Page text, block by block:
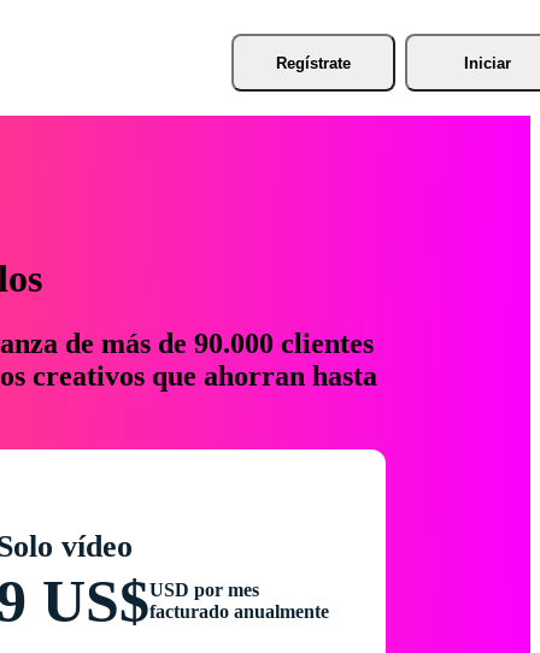
Regístrate Iniciar
de más de 90.000 clientes
creativos que ahorran hasta
vídeo
US$USD por mes
facturado anualmente